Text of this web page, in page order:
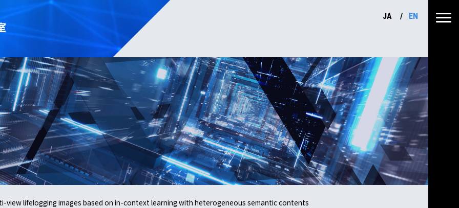
JA EN
view lifelogging images based on in-context learning with heterogeneous semantic contents